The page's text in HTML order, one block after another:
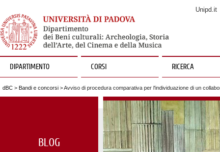
Unipd.it
DIPARTIMENTO CORSI RICERCA
dBC > Bandi e concorsi > Avviso di procedura comparativa per l'individuazione di un
BLOG